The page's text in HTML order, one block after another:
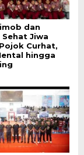
dan
Jiwa
Curhat,
hingga